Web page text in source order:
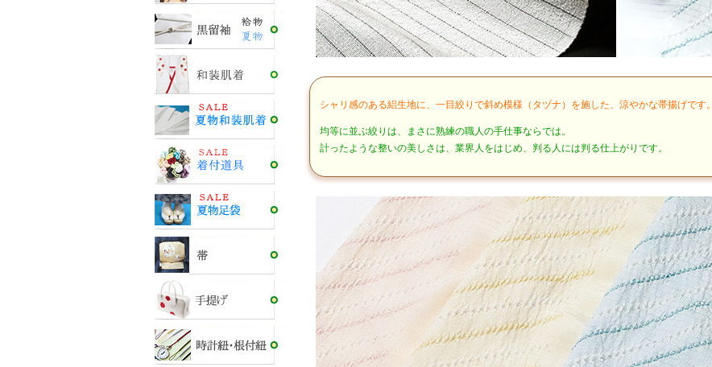
シャリ感のある絽生地に、一目絞りで斜め模様（タヅナ）を施した、涼やかな帯揚げです。
均等に並ぶ絞りは、まさに熟練の職人の手仕事ならでは。
計ったような整いの美しさは、業界人をはじめ、判る人には判る仕上がりです。